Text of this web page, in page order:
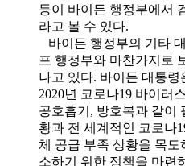
등이 바이든 행정부에서
라고 볼 수 있다.
바이든 행정부의 기타
프 행정부와 마찬가지로
나고 있다. 바이든 대통
2020년 코로나19 바이러
공호흡기, 방호복과 같이
황과 전 세계적인 코로나
체 공급 부족 상황을 목
소하기 위한 정책을 마련